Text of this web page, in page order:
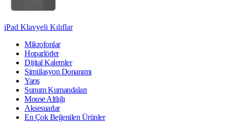
iPad Klavyeli Kılıflar
Mikrofonlar
Hoparlörler
Dijital Kalemler
Simülasyon Donanımı
Yarış
Sunum Kumandaları
Mouse Altlığı
Aksesuarlar
En Çok Beğenilen Ürünler